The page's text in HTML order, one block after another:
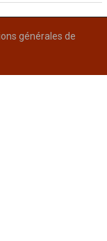
générales de